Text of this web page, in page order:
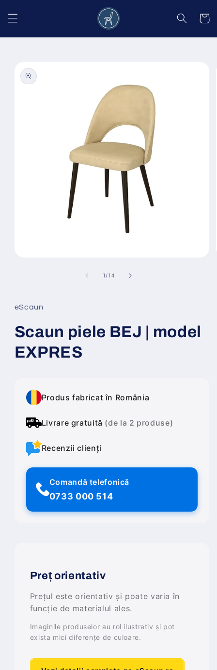
conținut
Coș
informațiile
despre
produs
fereastră
modală
1 /din
14
eScaun
Scaun piele BEJ | model
EXPRES
Produs fabricat în România
Livrare gratuită (de la 2 produse)
Recenzii clienți
Comandă telefonică
0733 000 514
Preț orientativ
Prețul este orientativ și poate varia în
funcție de materialul ales.
Imaginile produselor au rol ilustrativ și pot
exista mici diferențe de culoare.